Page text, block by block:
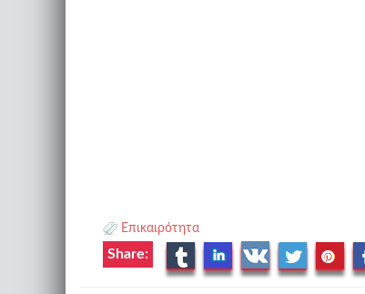
Επικαιρότητα
Share: